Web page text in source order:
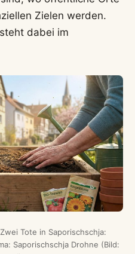
Zielen werden.
steht dabei im
Tote in Saporischschja:
Saporischschja Drohne (Bild: